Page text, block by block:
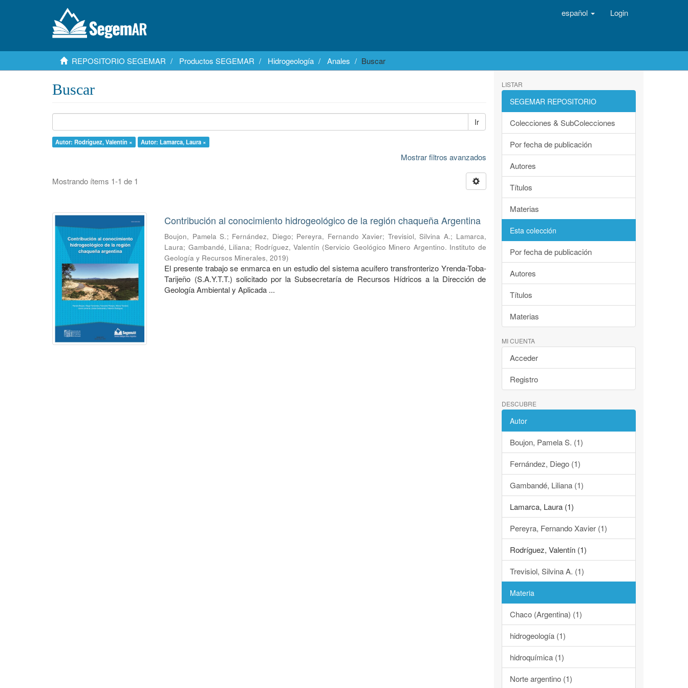
español Login
REPOSITORIO SEGEMAR Productos SEGEMAR Hidrogeología Anales Buscar
Buscar
Ir
Autor: Rodríguez, Valentín × Autor: Lamarca, Laura ×
Mostrar filtros avanzados
Mostrando ítems 1-1 de 1
Contribución al conocimiento hidrogeológico de la región chaqueña Argentina
Boujon, Pamela S.; Fernández, Diego; Pereyra, Fernando Xavier; Trevisiol, Silvina A.; Lamarca,
Laura; Gambandé, Liliana; Rodríguez, Valentín (Servicio Geológico Minero Argentino. Instituto de
Geología y Recursos Minerales,2019)
El presente trabajo se enmarca en un estudio del sistema acuífero transfronterizo Yrenda-Toba-
Tarijeño (S.A.Y.T.T.) solicitado por la Subsecretaría de Recursos Hídricos a la Dirección de
Geología Ambiental y Aplicada ...
LISTAR
SEGEMAR REPOSITORIO
Colecciones & SubColecciones
Por fecha de publicación
Autores
Títulos
Materias
Esta colección
Por fecha de publicación
Autores
Títulos
Materias
MI CUENTA
Acceder
Registro
DESCUBRE
Autor
Boujon, Pamela S. (1)
Fernández, Diego (1)
Gambandé, Liliana (1)
Lamarca, Laura (1)
Pereyra, Fernando Xavier (1)
Rodríguez, Valentín (1)
Trevisiol, Silvina A. (1)
Materia
Chaco (Argentina) (1)
hidrogeología (1)
hidroquímica (1)
Norte argentino (1)